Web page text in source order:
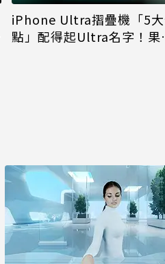
iPhone Ultra摺疊機「5
點」配得起Ultra名字！果